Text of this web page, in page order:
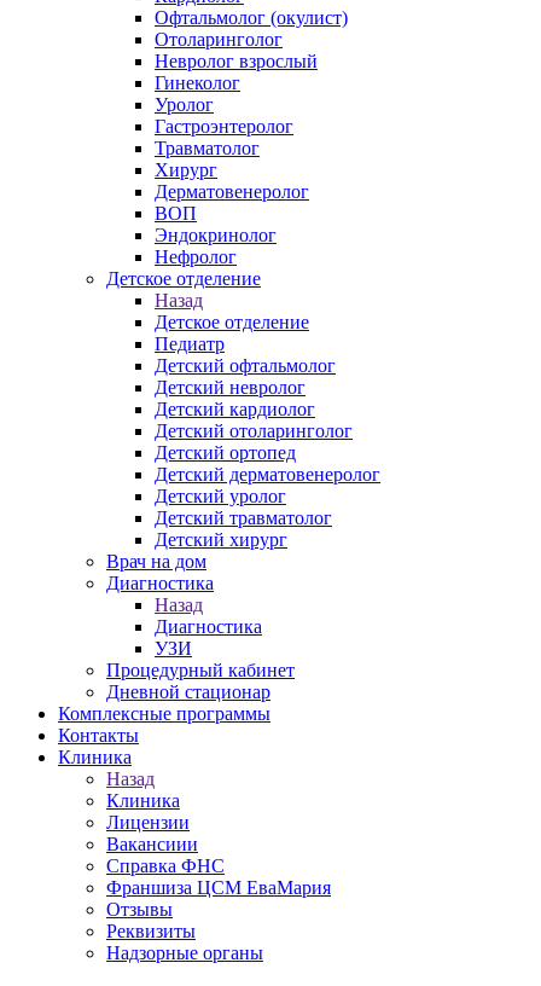
Офтальмолог (окулист)
Отоларинголог
Невролог взрослый
Гинеколог
Уролог
Гастроэнтеролог
Травматолог
Хирург
Дерматовенеролог
ВОП
Эндокринолог
Нефролог
Детское отделение
Назад
Детское отделение
Педиатр
Детский офтальмолог
Детский невролог
Детский кардиолог
Детский отоларинголог
Детский ортопед
Детский дерматовенеролог
Детский уролог
Детский травматолог
Детский хирург
Врач на дом
Диагностика
Назад
Диагностика
УЗИ
Процедурный кабинет
Дневной стационар
Комплексные программы
Контакты
Клиника
Назад
Клиника
Лицензии
Вакансиии
Справка ФНС
Франшиза ЦСМ ЕваМария
Отзывы
Реквизиты
Надзорные органы